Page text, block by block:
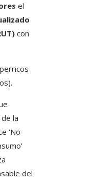
el
con
la
‘No
del